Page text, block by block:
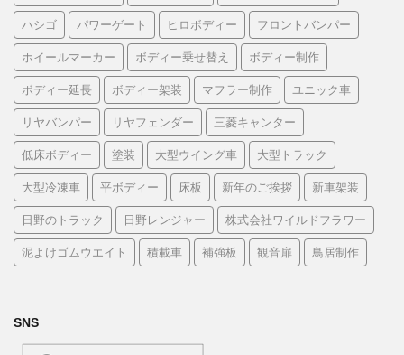
ハシゴ パワーゲート ヒロボディー フロントバンパー
ホイールマーカー ボディー乗せ替え ボディー制作
ボディー延長 ボディー架装 マフラー制作 ユニック車
リヤバンパー リヤフェンダー 三菱キャンター
低床ボディー 塗装 大型ウイング車 大型トラック
大型冷凍車 平ボディー 床板 新年のご挨拶 新車架装
日野のトラック 日野レンジャー 株式会社ワイルドフラワー
泥よけゴムウエイト 積載車 補強板 観音扉 鳥居制作
SNS